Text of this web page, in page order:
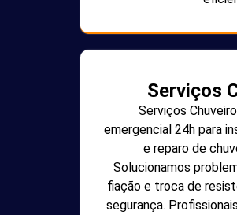
Serviços
Serviços
emergencial 24h para
e reparo de
Solucionamos
fiação e troca de
segurança.